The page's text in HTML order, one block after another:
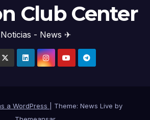
Club Center
Noticias - News ✈
a WordPress
Theme: News Live by